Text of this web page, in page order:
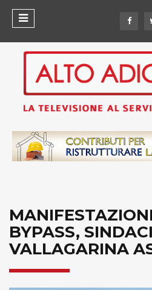
BYPASS,
VALLAGARINA